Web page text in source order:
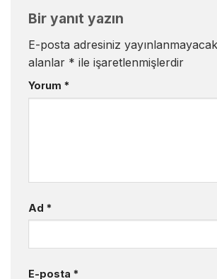
Bir yanıt yazın
E-posta adresiniz
alanlar * ile işaretlenmişlerdir
Yorum *
Ad *
E-posta *